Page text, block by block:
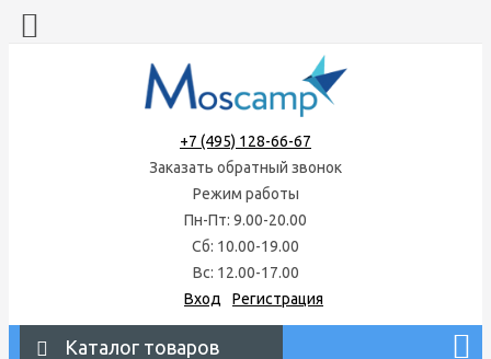
+7 (495) 128-66-67
Заказать обратный звонок
Режим работы
Пн-Пт: 9.00-20.00
Сб: 10.00-19.00
Вс: 12.00-17.00
Вход
Регистрация
Каталог товаров